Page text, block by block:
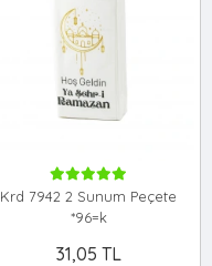
Krd 7942 2 Sunum Peçete
*96=k
31,05 TL